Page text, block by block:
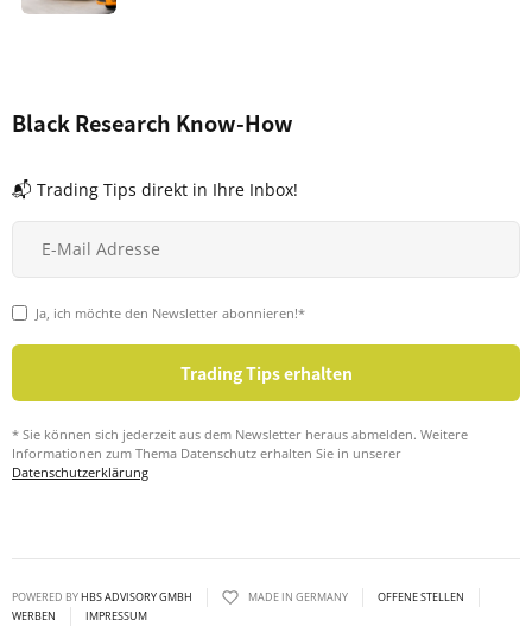
Black Research Know-How
📬 Trading Tips direkt in Ihre Inbox!
Ja, ich möchte den Newsletter abonnieren!*
* Sie können sich jederzeit aus dem Newsletter heraus abmelden. Weitere
Informationen zum Thema Datenschutz erhalten Sie in unserer
Datenschutzerklärung
POWERED BYHBS ADVISORY GMBH MADE IN GERMANY
OFFENE STELLEN
WERBEN
IMPRESSUM